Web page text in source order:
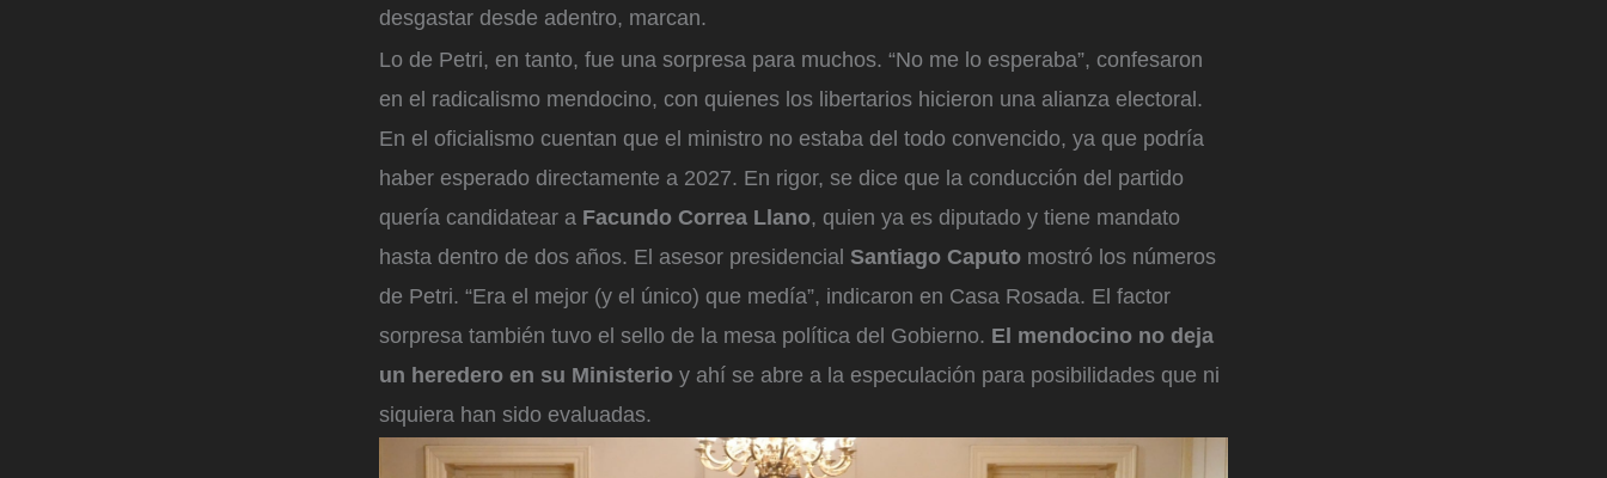
desgastar desde adentro, marcan.
Lo de Petri, en tanto, fue una sorpresa para muchos. “No me lo esperaba”, confesaron
en el radicalismo mendocino, con quienes los libertarios hicieron una alianza electoral.
En el oficialismo cuentan que el ministro no estaba del todo convencido, ya que podría
haber esperado directamente a 2027. En rigor, se dice que la conducción del partido
quería candidatear a Facundo Correa Llano, quien ya es diputado y tiene mandato
hasta dentro de dos años. El asesor presidencial Santiago Caputo mostró los números
de Petri. “Era el mejor (y el único) que medía”, indicaron en Casa Rosada. El factor
sorpresa también tuvo el sello de la mesa política del Gobierno. El mendocino no deja
un heredero en su Ministerio y ahí se abre a la especulación para posibilidades que ni
siquiera han sido evaluadas.